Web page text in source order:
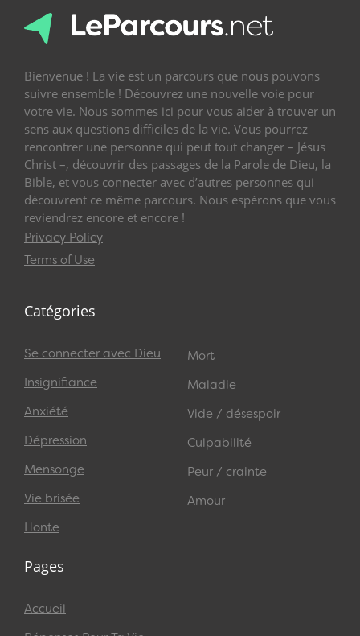
Bienvenue ! La vie est un parcours que nous pouvons
suivre ensemble ! Découvrez une nouvelle voie pour
votre vie. Nous sommes ici pour vous aider à trouver un
sens aux questions difficiles de la vie. Vous pourrez
rencontrer une personne qui peut tout changer – Jésus
Christ –, découvrir des passages de la Parole de Dieu, la
Bible, et vous connecter avec d’autres personnes qui
découvrent ce même parcours. Nous espérons que vous
reviendrez encore et encore !
Privacy Policy
Terms of Use
Catégories
Se connecter avec Dieu
Insignifiance
Anxiété
Dépression
Mensonge
Vie brisée
Honte
Mort
Maladie
Vide / désespoir
Culpabilité
Peur / crainte
Amour
Pages
Accueil